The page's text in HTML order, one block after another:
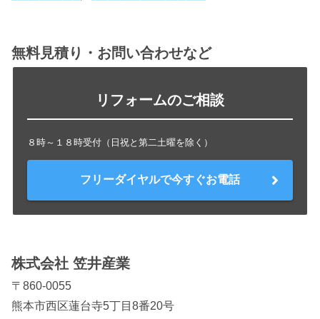
無料見積り・お問い合わせなど
リフォームのご相談
８時～１８時受付（日祝と第二土曜を除く）
フリーダイヤルで今すぐお電話
株式会社 笠井産業
〒860-0055
熊本市西区蓮台寺5丁目8番20号